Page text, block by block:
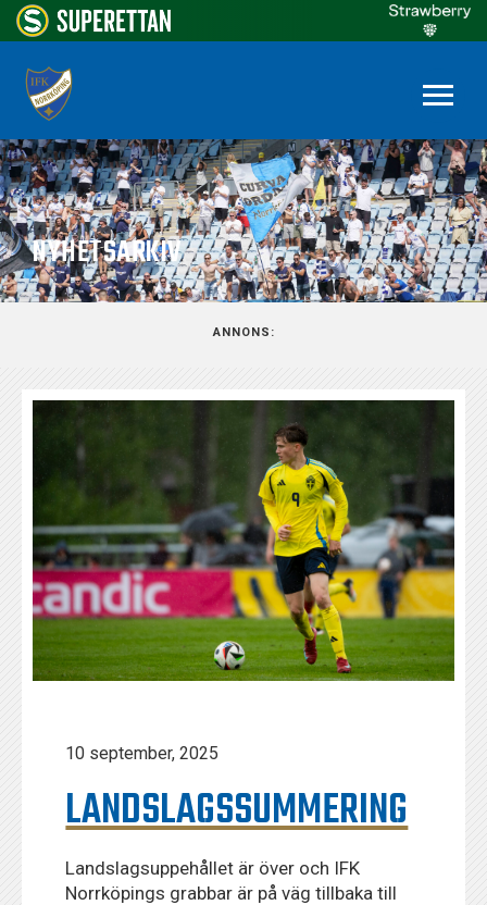
NYHETSARKIV
ANNONS:
10 september, 2025
LANDSLAGSSUMMERING
Landslagsuppehållet är över och IFK
Norrköpings grabbar är på väg tillbaka till